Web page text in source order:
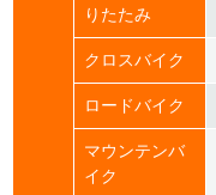
りたたみ
クロスバイク
ロードバイク
マウンテンバ
イク